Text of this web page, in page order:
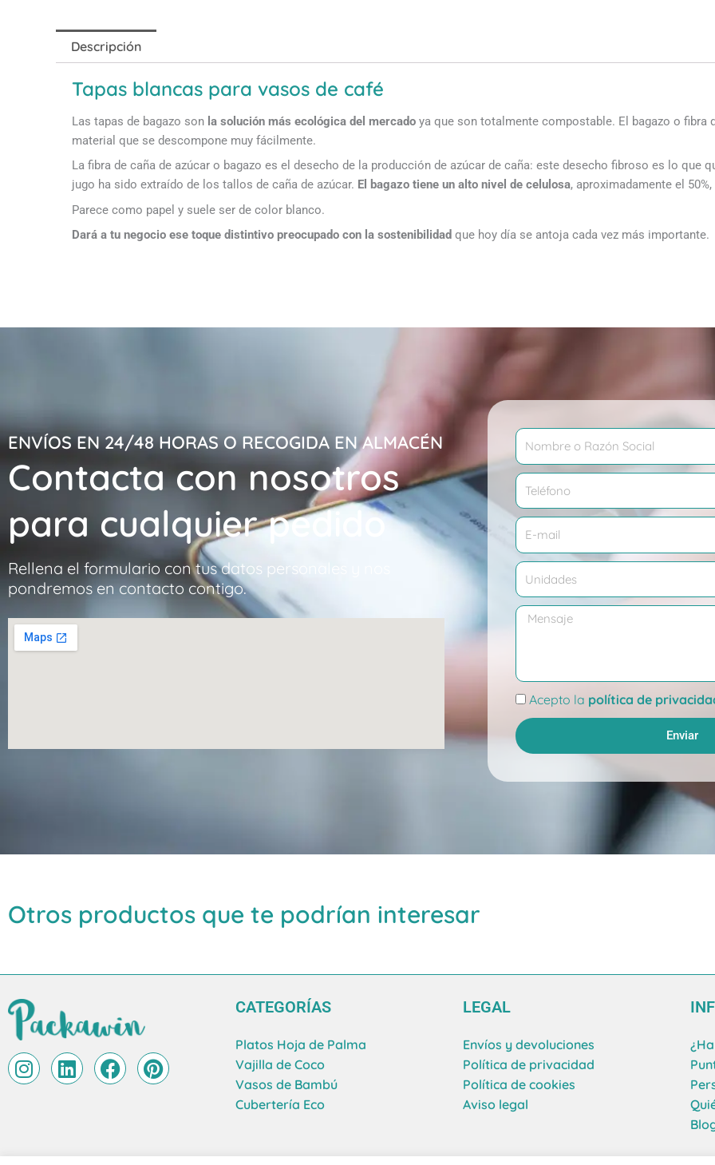
Descripción
Tapas blancas para vasos de café
Las tapas de bagazo son la solución más ecológica del mercado ya que son totalmente compostable. El bagazo o fibra
material que se descompone muy fácilmente.
La fibra de caña de azúcar o bagazo es el desecho de la producción de azúcar de caña: este desecho fibroso es lo que
jugo ha sido extraído de los tallos de caña de azúcar. El bagazo tiene un alto nivel de celulosa, aproximadamente el
Parece como papel y suele ser de color blanco.
Dará a tu negocio ese toque distintivo preocupado con la sostenibilidad que hoy día se antoja cada vez más importante.
ENVÍOS EN 24/48 HORAS O RECOGIDA EN ALMACÉN
Contacta con nosotros
para cualquier pedido
Rellena el formulario con tus datos personales y nos
pondremos en contacto contigo.
Nombre
Teléfono
Correo
electrónico
Cantidad
Mensaje
Aceptación
Acepto la política de
Enviar
Otros productos que te podrían interesar
I
n
L
i
F
a
P
i
CATEGORÍAS
Platos Hoja de Palma
Vajilla de Coco
Vasos de Bambú
Cubertería Eco
LEGAL
Envíos y devoluciones
Política de privacidad
Política de cookies
Aviso legal